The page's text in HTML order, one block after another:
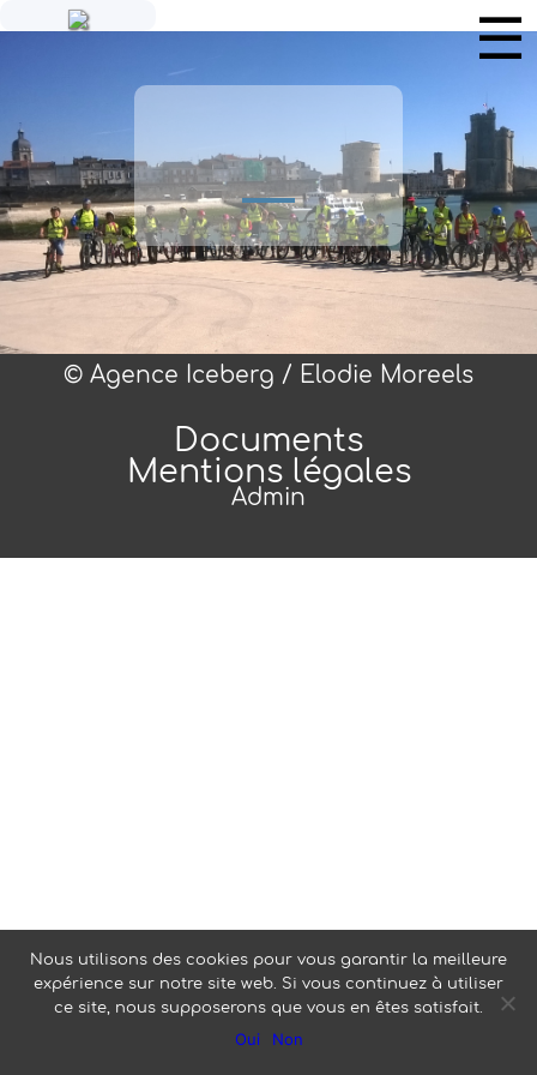
© Agence Iceberg / Elodie Moreels
Documents
Mentions légales
Admin
Nous utilisons des cookies pour vous garantir la meilleure
expérience sur notre site web. Si vous continuez à utiliser
ce site, nous supposerons que vous en êtes satisfait.
Oui Non